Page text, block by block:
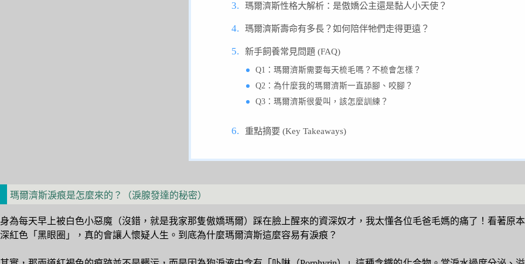
瑪爾濟斯性格大解析：是傲嬌公主還是黏人小天使？
瑪爾濟斯壽命有多長？如何陪伴牠們走得更遠？
新手飼養常見問題 (FAQ)
Q1：瑪爾濟斯需要每天梳毛嗎？不梳會怎樣？
Q2：為什麼我的瑪爾濟斯一直舔腳、咬腳？
Q3：瑪爾濟斯很愛叫，該怎麼訓練？
重點摘要 (Key Takeaways)
瑪爾濟斯淚痕是怎麼來的？（淚腺發達的秘密）
身為每天早上被白色小惡魔（沒錯，就是我家那隻傲嬌瑪爾）踩在臉上醒來的資深奴才，我太懂各位毛爸毛媽的痛了！看著原
深紅色「黑眼圈」，真的會讓人懷疑人生。到底為什麼瑪爾濟斯這麼容易有淚痕？